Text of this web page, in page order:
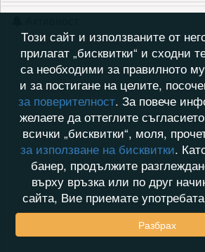
Този сайт и използваните от
прилагат „бисквитки“ и сходни
са необходими за правилното
и за постигане на целите,
за поверителност. За повече
желаете да оттеглите
всички „бисквитки“, моля,
за използване на бисквитки.
банер, продължите
върху връзка или по друг
сайта, Вие приемате употребата
Разбрах